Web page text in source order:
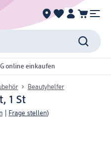
online einkaufen
Beautyhelfer
1 St
Frage stellen)